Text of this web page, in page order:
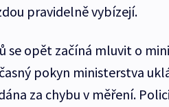
pravidelně vybízejí.
se opět začíná mluvit o
pokyn ministerstva
za chybu v měření.